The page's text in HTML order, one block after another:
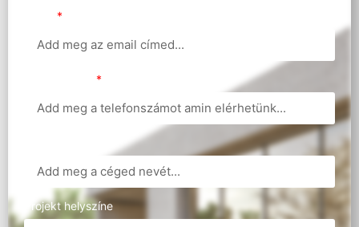
Projekt helyszíne